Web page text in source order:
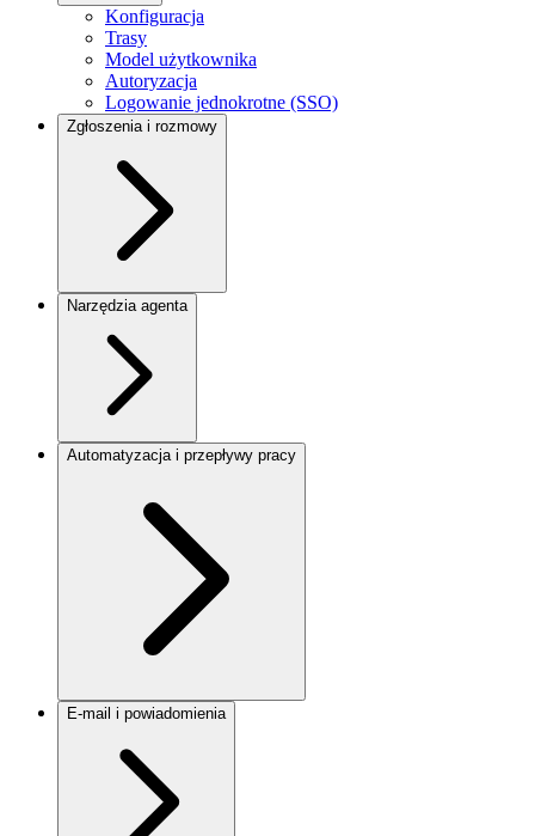
Konfiguracja
Trasy
Model użytkownika
Autoryzacja
Logowanie jednokrotne (SSO)
Zgłoszenia i rozmowy
Narzędzia agenta
Automatyzacja i przepływy pracy
E-mail i powiadomienia